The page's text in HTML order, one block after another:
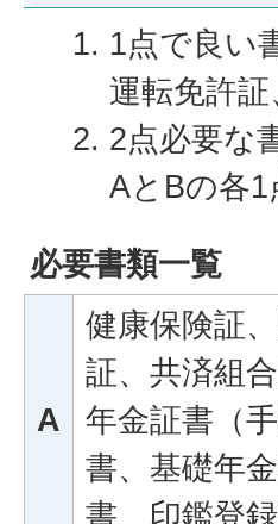
1点で良い
運転免許
2点必要な
AとBの各
必要書類一覧
A
健康保険証
証、共済組
年金証書（
書、基礎年
書、印鑑登